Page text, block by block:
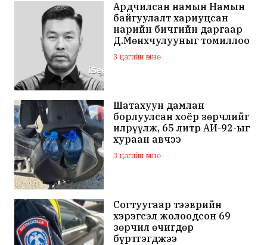
Ардчилсан намын Намын
байгуулалт хариуцсан
нарийн бичгийн даргаар
Д.Мөнхчулууныг томиллоо
3 цагийн өмнө
Шатахуун дамлан
борлуулсан хоёр зөрчлийг
илрүүлж, 65 литр АИ-92-ыг
хураан авчээ
3 цагийн өмнө
Согтуугаар тээврийн
хэрэгсэл жолоодсон 69
зөрчил өчигдөр
бүртгэгджээ